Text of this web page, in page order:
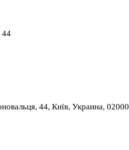
44
44, Київ, Украина, 02000